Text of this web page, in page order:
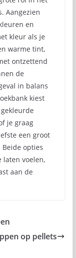
Aangezien
en
kleur als je
warme tint,
ontzettend
de
in balans
kiest
je graag
een groot
opties
laten voelen,
aan de
op pellets